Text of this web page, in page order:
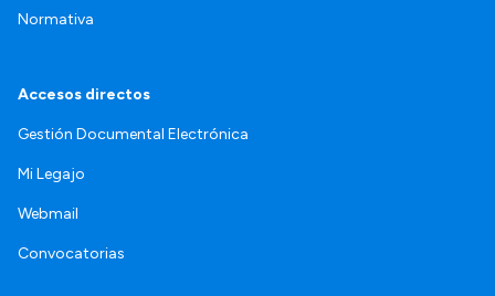
Normativa
Accesos directos
Gestión Documental Electrónica
Mi Legajo
Webmail
Convocatorias